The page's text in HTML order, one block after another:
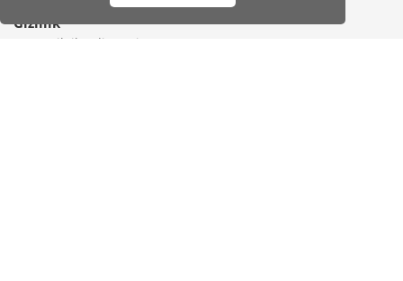
Gizlilik
KVKK Bilgilendirmesi